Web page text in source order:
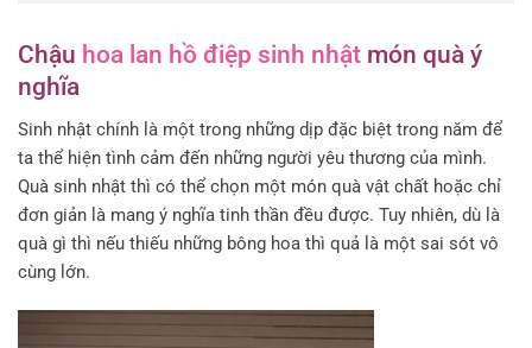
Chậu hoa lan hồ điệp sinh nhật món quà ý
nghĩa
Sinh nhật chính là một trong những dịp đặc biệt trong năm để
ta thể hiện tình cảm đến những người yêu thương của mình.
Quà sinh nhật thì có thể chọn một món quà vật chất hoặc chỉ
đơn giản là mang ý nghĩa tinh thần đều được. Tuy nhiên, dù là
quà gì thì nếu thiếu những bông hoa thì quả là một sai sót vô
cùng lớn.